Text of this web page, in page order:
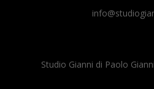
Studio Gianni di Paolo